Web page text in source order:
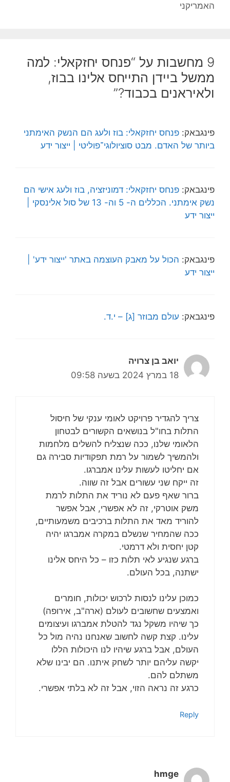
האמריקני
9 מחשבות על “פנחס יחזקאלי: למה
ממשל ביידן התייחס אלינו בבוז,
ולאיראנים בכבוד?”
פינגבאק: פנחס יחזקאלי: בוז ולעג הם הנשק האימתני
ביותר של האדם. מבט סוציולוגי־פוליטי | ייצור ידע
פינגבאק: פנחס יחזקאלי: דמוניזציה, בוז ולעג אישי הם
נשק אימתני. הכללים ה- 5 וה- 13 של סול אלינסקי |
ייצור ידע
פינגבאק: הכול על מאבק העוצמה באתר 'ייצור ידע' |
ייצור ידע
פינגבאק: עולם מבוזר [ג] – י.ד.
יואב בן צרויה
18 במרץ 2024 בשעה 09:58
צריך להגדיר פרויקט לאומי ענקי של חיסול
התלות בחו"ל בנושאים הקשורים לבטחון
הלאומי שלנו, ככה שנצליח להשלים מלחמות
ולהמשיך לשמור על רמת תפקודיות סבירה גם
אם יחליטו לעשות עלינו אמברגו.
זה ייקח שני עשורים אבל זה שווה.
ברור שאף פעם לא נוריד את התלות לרמת
משק אוטרקי, זה לא אפשרי, אבל אפשר
להוריד מאד את התלות ברכיבים משמעותיים,
ככה שהמחיר שנשלם במקרה אמברגו יהיה
קטן יחסית ולא דרמטי.
ברגע שנגיע לאי תלות כזו – כל היחס אלינו
ישתנה, בכל העולם.
כמוכן עלינו לנסות לרכוש יכולות, חומרים
ואמצעים שחשובים לעולם (ארה"ב, אירופה)
כך שיהיו משקל נגד להטלת אמברגו ועיצומים
עלינו. קצת קשה לחשוב שאנחנו נהיה מול כל
העולם, אבל ברגע שיהיו לנו היכולות הללו
יקשה עליהם יותר לשחק איתנו. הם יבינו שלא
משתלם להם.
כרגע זה נראה הזוי, אבל זה לא בלתי אפשרי.
Reply
hmge